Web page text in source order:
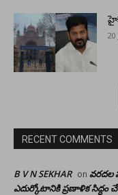
20
RECENT COMMENTS
B V N SEKHAR on వరదల
ఎదుర్కోటానికి ప్రణాళిక సిద్ధం